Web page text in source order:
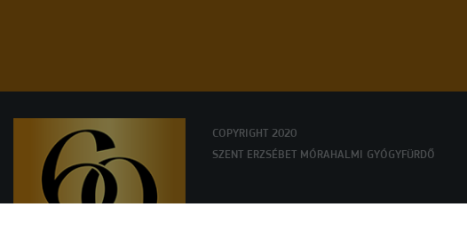
COPYRIGHT 2020
SZENT ERZSÉBET MÓRAHALMI GYÓGYFÜRDŐ